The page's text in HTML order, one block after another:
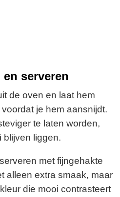
serveren
de oven en laat hem
je hem aansnijdt.
te laten worden,
blijven liggen.
met fijngehakte
alleen extra smaak, maar
die mooi contrasteert